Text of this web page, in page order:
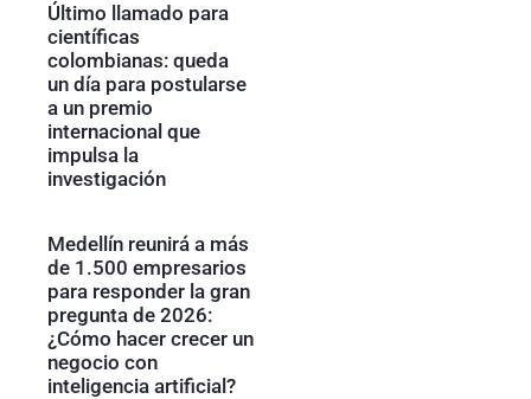
Último llamado para
científicas
colombianas: queda
un día para postularse
a un premio
internacional que
impulsa la
investigación
Medellín reunirá a más
de 1.500 empresarios
para responder la gran
pregunta de 2026:
¿Cómo hacer crecer un
negocio con
inteligencia artificial?